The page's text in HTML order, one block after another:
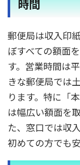
時間
郵便局は収入印
ぼすべての額面
す。営業時間は
きな郵便局では
ります。特に「
は幅広い額面を
た、窓口では収
初めての方でも